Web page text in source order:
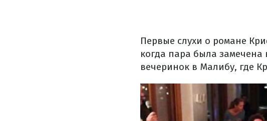
Первые слухи о романе
когда пара была замечена
вечеринок в Малибу, где